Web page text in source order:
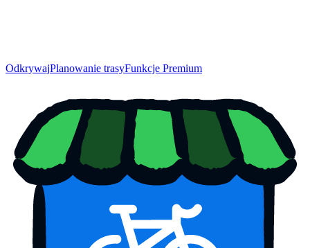
OdkrywajPlanowanie trasyFunkcje Premium